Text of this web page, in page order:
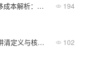
信创即时通讯软件迁移成本解析：从非信创到全栈国产化 194
企业im是什么？一文讲清定义与核心功能边界 102